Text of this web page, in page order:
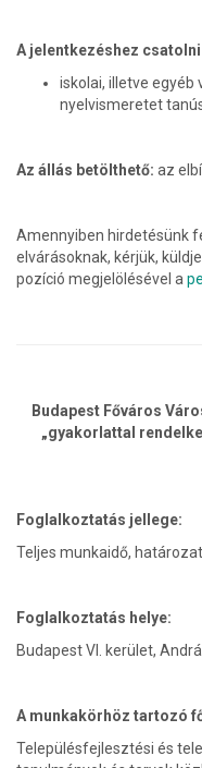
A jelentkezéshez
iskolai, illetve egyéb
nyelvismeretet
Az állás betölthető: az
Amennyiben hirdetésünk
elvárásoknak, kérjük,
pozíció megjelölésével a
Budapest Főváros
„gyakorlattal
Foglalkoztatás jellege:
Teljes munkaidő,
Foglalkoztatás helye:
Budapest VI. kerület,
A munkakörhöz tartozó
Településfejlesztési és